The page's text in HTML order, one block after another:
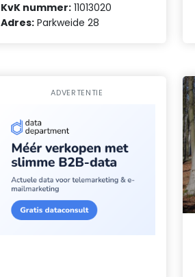
KvK nummer: 11013020
Adres: Parkweide 28
ADVERTENTIE